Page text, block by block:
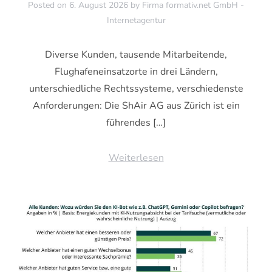
Posted on 6. August 2026 by Firma formativ.net GmbH -
Internetagentur
Diverse Kunden, tausende Mitarbeitende,
Flughafeneinsatzorte in drei Ländern,
unterschiedliche Rechtssysteme, verschiedenste
Anforderungen: Die ShAir AG aus Zürich ist ein
führendes […]
Weiterlesen